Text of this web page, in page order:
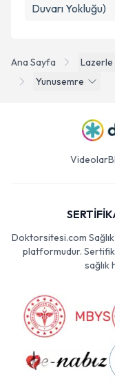
Ana Sayfa
Yunusemre
Duvarı Yokluğu)
Videolar
Doktorsitesi.com Sağlık
platformudur.
sağlık